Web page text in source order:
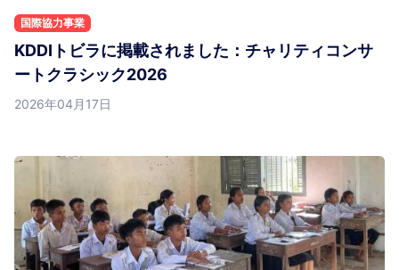
国際協力事業
KDDIトビラに掲載されました：チャリティコンサ
ートクラシック2026
2026年04月17日